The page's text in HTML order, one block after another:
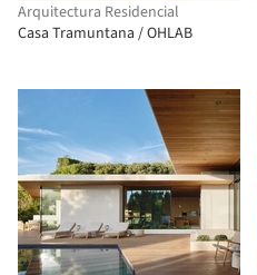
Arquitectura Residencial
Casa Tramuntana / OHLAB